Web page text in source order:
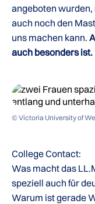
angeboten
auch noch den
uns machen kann.
auch besonders ist.
© Victoria University of
College Contact:
Was macht das
speziell auch für
Warum ist gerade